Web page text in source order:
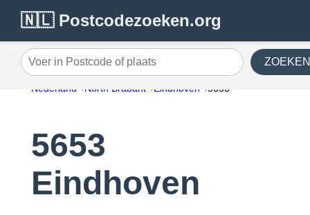
🇳🇱 Postcodezoeken.org
Voer in Postcode of plaats ZOEKEN
Nederland North Brabant Eindhoven 5653
5653
Eindhoven